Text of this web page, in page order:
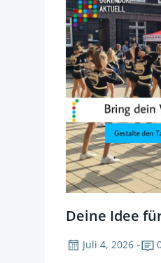
Deine Idee
Juli 4, 2026 -